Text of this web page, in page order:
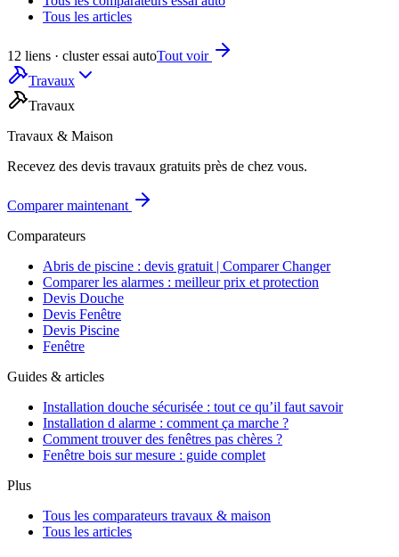
Tous les articles
12 liens · cluster essai autoTout voir
Travaux
Travaux
Travaux & Maison
Recevez des devis travaux gratuits près de chez vous.
Comparer maintenant
Comparateurs
Abris de piscine : devis gratuit | Comparer Changer
Comparer les alarmes : meilleur prix et protection
Devis Douche
Devis Fenêtre
Devis Piscine
Fenêtre
Guides & articles
Installation douche sécurisée : tout ce qu’il faut savoir
Installation d alarme : comment ça marche ?
Comment trouver des fenêtres pas chères ?
Fenêtre bois sur mesure : guide complet
Plus
Tous les comparateurs travaux & maison
Tous les articles